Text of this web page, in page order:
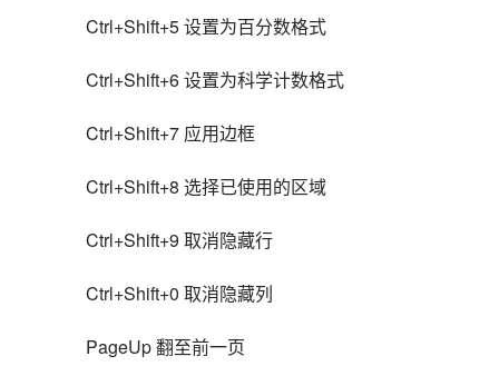
Ctrl+Shift+5 设置为百分数格式
Ctrl+Shift+6 设置为科学计数格式
Ctrl+Shift+7 应用边框
Ctrl+Shift+8 选择已使用的区域
Ctrl+Shift+9 取消隐藏行
Ctrl+Shift+0 取消隐藏列
PageUp 翻至前一页